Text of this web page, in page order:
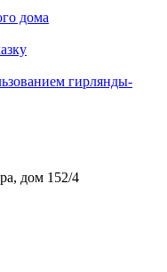
дома
гирлянды-
дом 152/4